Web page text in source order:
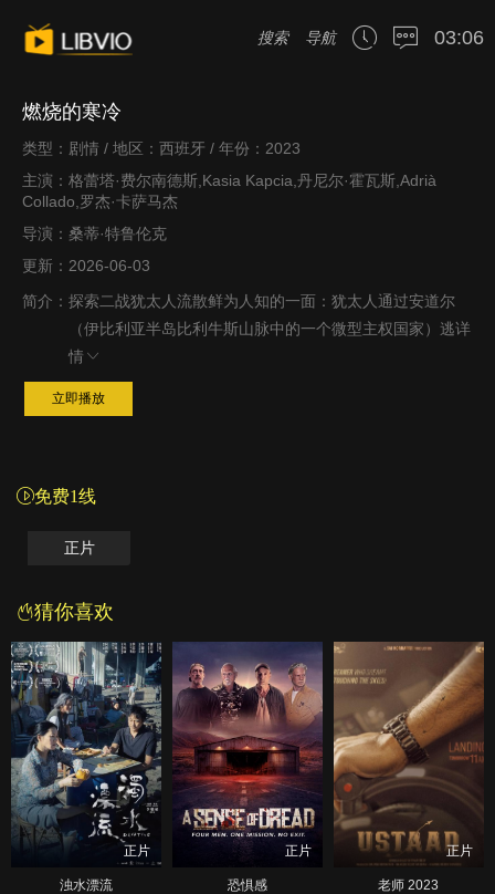
搜索 导航 03:06
燃烧的寒冷
类型：剧情 / 地区：西班牙 / 年份：2023
主演：格蕾塔·费尔南德斯,Kasia Kapcia,丹尼尔·霍瓦斯,Adrià
Collado,罗杰·卡萨马杰
导演：桑蒂·特鲁伦克
更新：2026-06-03
简介： 探索二战犹太人流散鲜为人知的一面：犹太人通过安道尔
（伊比利亚半岛比利牛斯山脉中的一个微型主权国家）逃详
情
立即播放
免费1线
正片
猜你喜欢
正片
浊水漂流
正片
恐惧感
正片
老师 2023